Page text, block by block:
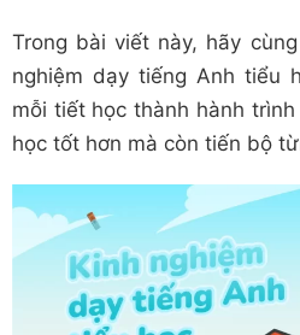
Trong bài viết này, hãy cùng
nghiệm dạy tiếng Anh tiểu
mỗi tiết học thành hành
học tốt hơn mà còn tiến bộ